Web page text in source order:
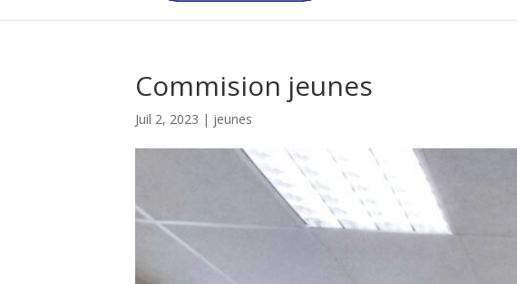
Commision jeunes
Juil 2, 2023 | jeunes